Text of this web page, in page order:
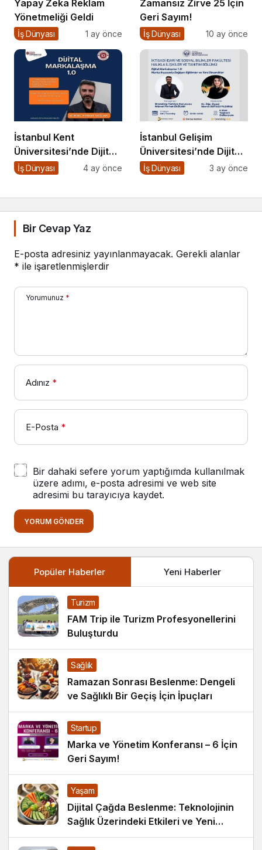
Yapay Zeka Reklam
Yönetmeliği Geldi
İş Dünyası 1 ay önce
Zamansız Zirve 25 İçin
Geri Sayım!
İş Dünyası 10 ay önce
İstanbul Kent
Üniversitesi’nde Dijital
Markalaşma 1.0
İş Dünyası 4 ay önce
İstanbul Gelişim
Üniversitesi’nde Dijital
Markalaşma 1.0
İş Dünyası 3 ay önce
Bir Cevap Yaz
E-posta adresiniz yayınlanmayacak. Gerekli alanlar
* ile işaretlenmişlerdir
Yorumunuz *
Adınız *
E-Posta *
Bir dahaki sefere yorum yaptığımda kullanılmak
üzere adımı, e-posta adresimi ve web site
adresimi bu tarayıcıya kaydet.
YORUM GÖNDER
Popüler Haberler Yeni Haberler
Turizm
FAM Trip ile Turizm Profesyonellerini
Buluşturdu
Sağlık
Ramazan Sonrası Beslenme: Dengeli
ve Sağlıklı Bir Geçiş İçin İpuçları
Startup
Marka ve Yönetim Konferansı – 6 İçin
Geri Sayım!
Yaşam
Dijital Çağda Beslenme: Teknolojinin
Sağlık Üzerindeki Etkileri ve Yeni
Alışkanlıklar